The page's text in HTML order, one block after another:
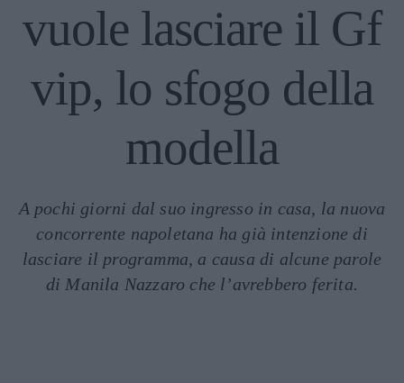
vuole lasciare il Gf
vip, lo sfogo della
modella
A pochi giorni dal suo ingresso in casa, la nuova
concorrente napoletana ha già intenzione di
lasciare il programma, a causa di alcune parole
di Manila Nazzaro che l’avrebbero ferita.